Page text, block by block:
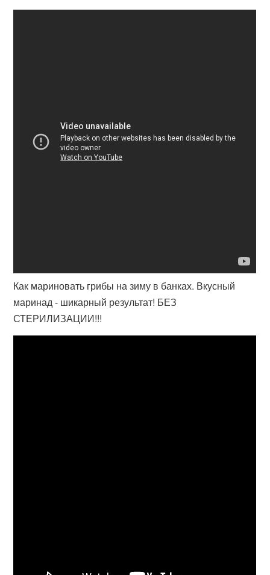
Как мариновать грибы на зиму в банках. Вкусный
маринад - шикарный результат! БЕЗ
СТЕРИЛИЗАЦИИ!!!